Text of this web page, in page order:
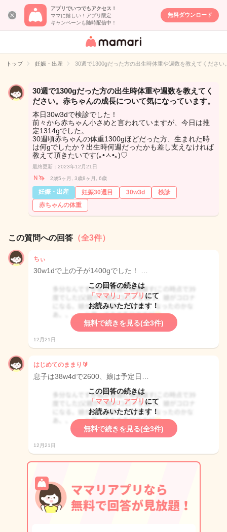
アプリでいつでもアクセス！
ママに嬉しい！アプリ限定
キャンペーンも随時配信中！
無料ダウンロード
女性専用匿名QA
イト
トップ 妊娠・出産 30週で1300gだった方の出生時体重や週数を教えてくださ
30週で1300gだった方の出生時体重や週数を教えてく
ださい。赤ちゃんの成長について気になっています。
本日30w3dで検診でした！
前々から赤ちゃん小さめと言われていますが、今日は推
定1314gでした。
30週頃赤ちゃんの体重1300gほどだった方、生まれた時
は何gでしたか？出生時何週だったかも差し支えなければ
教えて頂きたいです(｡•ㅅ•｡)♡︎
最終更新：2023年12月21日
Ｎ🦄 2歳5ヶ月, 3歳8ヶ月, 6歳
妊娠・出産 妊娠30週目 30w3d
検診
赤ちゃんの体重
この質問への回答 （全3件）
ちぃ
30w1dで上の子が1400gでした！ …
この回答の続きは
「ママリ」アプリ にて
お読みいただけます！
無料で続きを見る(全3件)
12月21日
はじめてのままり🔰
息子は38w4dで2600、娘は予定日…
この回答の続きは
「ママリ」アプリ にて
お読みいただけます！
無料で続きを見る(全3件)
12月21日